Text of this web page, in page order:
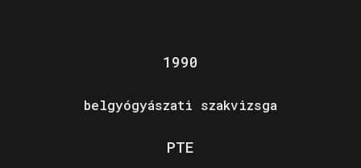
1990
belgyógyászati szakvizsga
PTE